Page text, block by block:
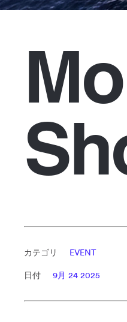
カテゴリ EVENT
日付 9月 24 2025